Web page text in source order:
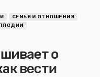
СЕМЬЯ И ОТНОШЕНИЯ
о
вести